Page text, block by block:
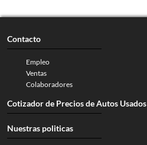
Contacto
Empleo
Ventas
Colaboradores
Cotizador de Precios de Autos Usados
Nuestras politicas